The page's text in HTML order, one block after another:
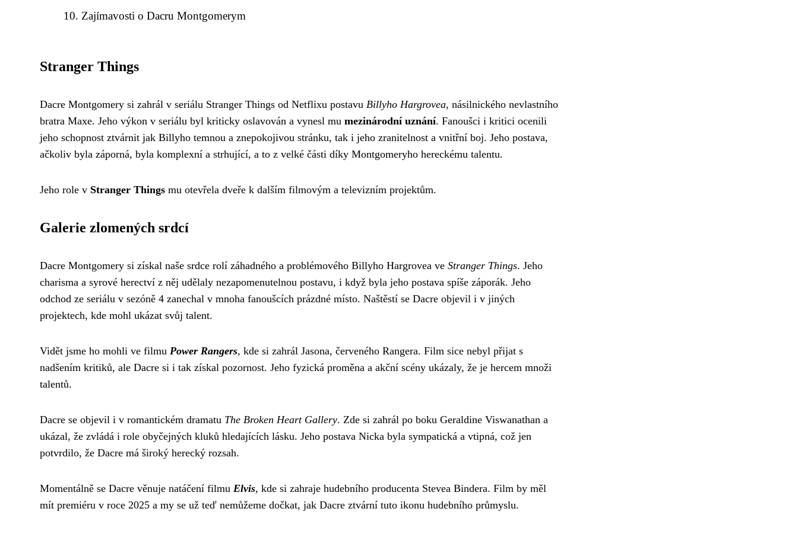
Zajímavosti o Dacru Montgomerym
Stranger Things
Dacre Montgomery si zahrál v seriálu Stranger Things od Netflixu postavu Billyho Hargrovea, násilnického nevlastního
bratra Maxe. Jeho výkon v seriálu byl kriticky oslavován a vynesl mu mezinárodní uznání. Fanoušci i kritici ocenili
jeho schopnost ztvárnit jak Billyho temnou a znepokojivou stránku, tak i jeho zranitelnost a vnitřní boj. Jeho postava,
ačkoliv byla záporná, byla komplexní a strhující, a to z velké části díky Montgomeryho hereckému talentu.
Jeho role v Stranger Things mu otevřela dveře k dalším filmovým a televizním projektům.
Galerie zlomených srdcí
Dacre Montgomery si získal naše srdce rolí záhadného a problémového Billyho Hargrovea ve Stranger Things. Jeho
charisma a syrové herectví z něj udělaly nezapomenutelnou postavu, i když byla jeho postava spíše záporák. Jeho
odchod ze seriálu v sezóně 4 zanechal v mnoha fanoušcích prázdné místo. Naštěstí se Dacre objevil i v jiných
projektech, kde mohl ukázat svůj talent.
Vidět jsme ho mohli ve filmu Power Rangers, kde si zahrál Jasona, červeného Rangera. Film sice nebyl přijat s
nadšením kritiků, ale Dacre si i tak získal pozornost. Jeho fyzická proměna a akční scény ukázaly, že je hercem množi
talentů.
Dacre se objevil i v romantickém dramatu The Broken Heart Gallery. Zde si zahrál po boku Geraldine Viswanathan a
ukázal, že zvládá i role obyčejných kluků hledajících lásku. Jeho postava Nicka byla sympatická a vtipná, což jen
potvrdilo, že Dacre má široký herecký rozsah.
Momentálně se Dacre věnuje natáčení filmu Elvis, kde si zahraje hudebního producenta Stevea Bindera. Film by měl
mít premiéru v roce 2025 a my se už teď nemůžeme dočkat, jak Dacre ztvární tuto ikonu hudebního průmyslu.